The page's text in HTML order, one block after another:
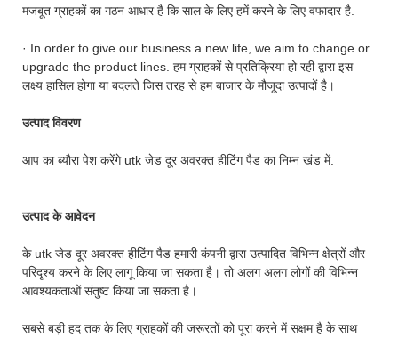
मजबूत ग्राहकों का गठन आधार है कि साल के लिए हमें करने के लिए वफादार है.
· In order to give our business a new life, we aim to change or
upgrade the product lines. हम ग्राहकों से प्रतिक्रिया हो रही द्वारा इस
लक्ष्य हासिल होगा या बदलते जिस तरह से हम बाजार के मौजूदा उत्पादों है।
उत्पाद विवरण
आप का ब्यौरा पेश करेंगे utk जेड दूर अवरक्त हीटिंग पैड का निम्न खंड में.
उत्पाद के आवेदन
के utk जेड दूर अवरक्त हीटिंग पैड हमारी कंपनी द्वारा उत्पादित विभिन्न क्षेत्रों और
परिदृश्य करने के लिए लागू किया जा सकता है। तो अलग अलग लोगों की विभिन्न
आवश्यकताओं संतुष्ट किया जा सकता है।
सबसे बड़ी हद तक के लिए ग्राहकों की जरूरतों को पूरा करने में सक्षम है के साथ